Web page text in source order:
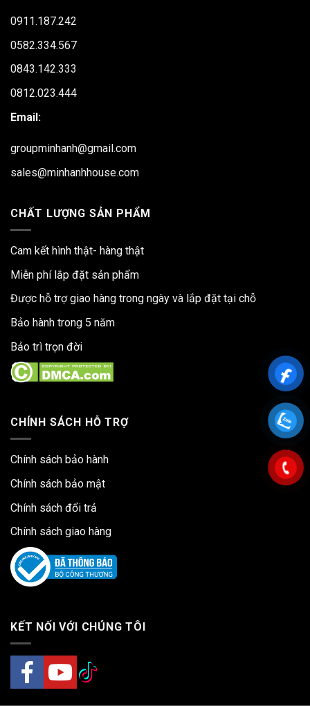
0911.187.242
0582.334.567
0843.142.333
0812.023.444
Email:
groupminhanh@gmail.com
sales@minhanhhouse.com
CHẤT LƯỢNG SẢN PHẨM
Cam kết hình thật- hàng thật
Miễn phí lắp đặt sản phẩm
Được hỗ trợ giao hàng trong ngày và lắp đặt tại chỗ
Bảo hành trong 5 năm
Bảo trì trọn đời
CHÍNH SÁCH HỖ TRỢ
Chính sách bảo hành
Chính sách bảo mật
Chính sách đổi trả
Chính sách giao hàng
KẾT NỐI VỚI CHÚNG TÔI